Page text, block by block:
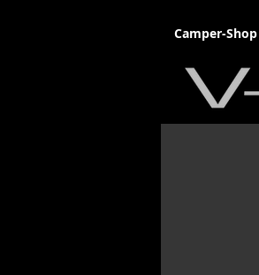
Camper-Shop